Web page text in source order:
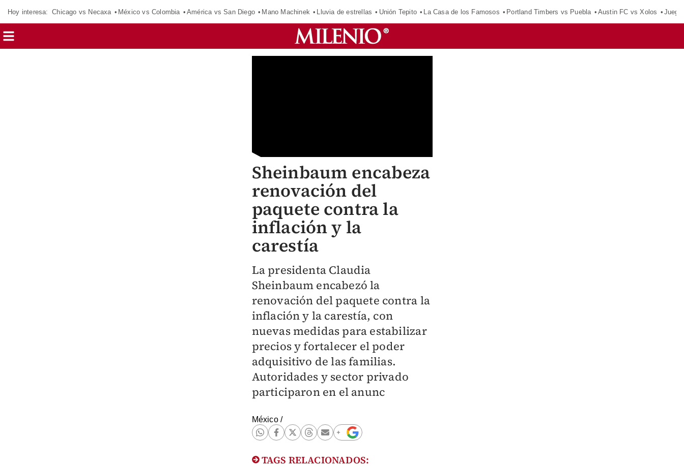
Hoy interesa: Chicago vs Necaxa México vs Colombia América vs San Diego Mano Machinek Lluvia de estrellas Unión Tepito La Casa de los Famosos Portland Timbers vs Puebla Austin FC vs Xolos
Sheinbaum encabeza
renovación del
paquete contra la
inflación y la
carestía
La presidenta Claudia
Sheinbaum encabezó la
renovación del paquete contra la
inflación y la carestía, con
nuevas medidas para estabilizar
precios y fortalecer el poder
adquisitivo de las familias.
Autoridades y sector privado
participaron en el anunc
México/
TAGS RELACIONADOS: